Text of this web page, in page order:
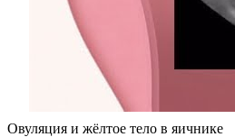
Овуляция и жёлтое тело в яичнике